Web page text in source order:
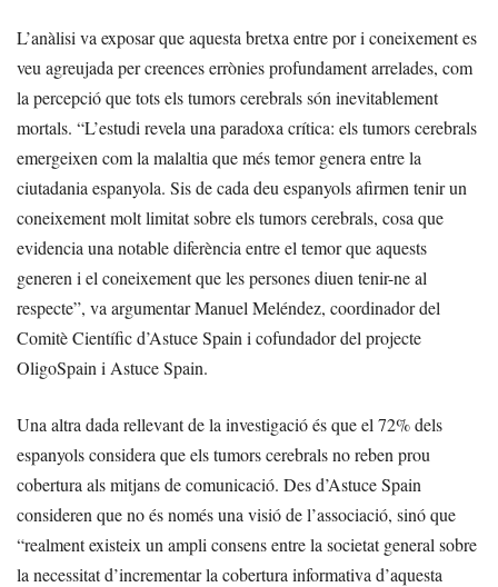
L’anàlisi va exposar que aquesta bretxa entre por i coneixement es
veu agreujada per creences errònies profundament arrelades, com
la percepció que tots els tumors cerebrals són inevitablement
mortals. “L’estudi revela una paradoxa crítica: els tumors cerebrals
emergeixen com la malaltia que més temor genera entre la
ciutadania espanyola. Sis de cada deu espanyols afirmen tenir un
coneixement molt limitat sobre els tumors cerebrals, cosa que
evidencia una notable diferència entre el temor que aquests
generen i el coneixement que les persones diuen tenir-ne al
respecte”, va argumentar Manuel Meléndez, coordinador del
Comitè Científic d’Astuce Spain i cofundador del projecte
OligoSpain i Astuce Spain.
Una altra dada rellevant de la investigació és que el 72% dels
espanyols considera que els tumors cerebrals no reben prou
cobertura als mitjans de comunicació. Des d’Astuce Spain
consideren que no és només una visió de l’associació, sinó que
“realment existeix un ampli consens entre la societat general sobre
la necessitat d’incrementar la cobertura informativa d’aquesta